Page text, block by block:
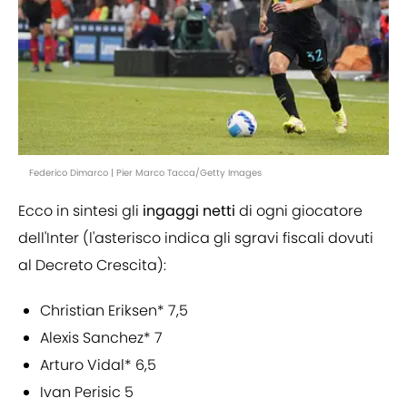
Federico Dimarco | Pier Marco Tacca/Getty Images
Ecco in sintesi gli ingaggi netti di ogni giocatore
dell'Inter (l'asterisco indica gli sgravi fiscali dovuti
al Decreto Crescita):
Christian Eriksen* 7,5
Alexis Sanchez* 7
Arturo Vidal* 6,5
Ivan Perisic 5